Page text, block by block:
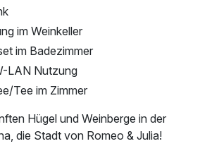
im Weinkeller
im Badezimmer
LAN Nutzung
Tee im Zimmer
Hügel und Weinberge in der
die Stadt von Romeo & Julia!